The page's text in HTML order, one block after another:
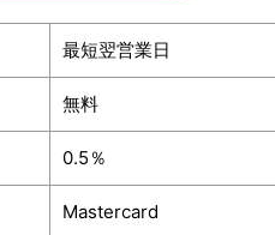
最短翌営業日
無料
0.5％
Mastercard